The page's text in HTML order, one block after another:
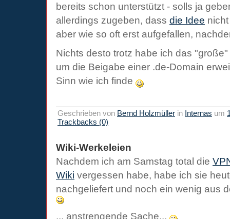
bereits schon unterstützt - solls ja
allerdings zugeben, dass die Idee
aber wie so oft erst aufgefallen,
Nichts desto trotz habe ich das
um die Beigabe einer .de-Domain
Sinn wie ich finde
Geschrieben von Bernd Holzmüller in Internas um
Trackbacks (0)
Wiki-Werkeleien
Nachdem ich am Samstag total die
Wiki vergessen habe, habe ich sie
nachgeliefert und noch ein wenig aus
... anstrengende Sache...